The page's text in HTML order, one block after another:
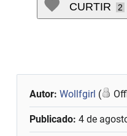
CURTIR 2
Autor:Wollfgirl (
Publicado:4 de